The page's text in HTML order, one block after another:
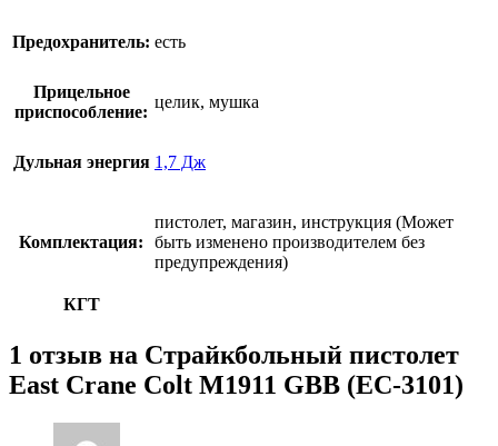
Предохранитель: есть
Прицельное
приспособление:
целик, мушка
Дульная энергия 1,7 Дж
Комплектация:
пистолет, магазин, инструкция (Может
быть изменено производителем без
предупреждения)
КГТ
1 отзыв на Страйкбольный пистолет
East Crane Colt M1911 GBB (EC-3101)